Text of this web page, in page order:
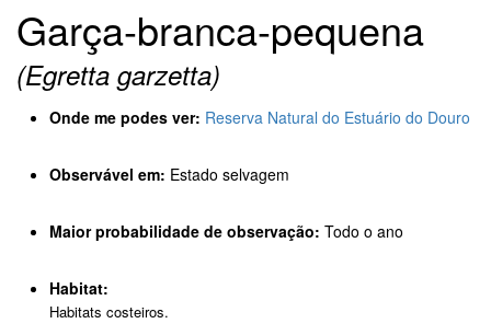
Garça-branca-pequena
(Egretta garzetta)
Onde me podes ver: Reserva Natural do Estuário do Douro
Observável em: Estado selvagem
Maior probabilidade de observação: Todo o ano
Habitat:
Habitats costeiros.